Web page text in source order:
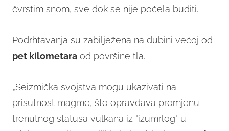
čvrstim snom, sve dok se nije počela buditi.
Podrhtavanja su zabilježena na dubini većoj od
pet kilometara od površine tla.
„Seizmička svojstva mogu ukazivati na
prisutnost magme, što opravdava promjenu
trenutnog statusa vulkana iz "izumrlog" u